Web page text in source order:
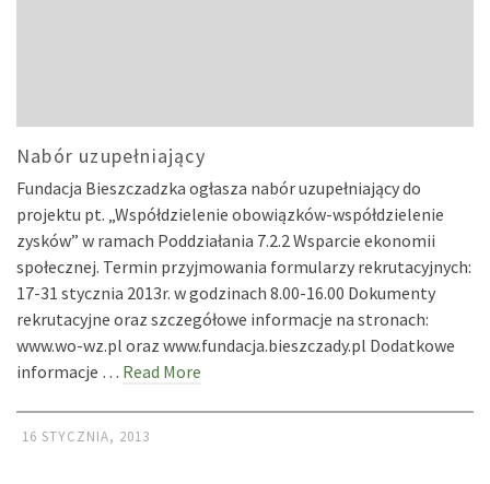
Nabór uzupełniający
Fundacja Bieszczadzka ogłasza nabór uzupełniający do
projektu pt. „Współdzielenie obowiązków-współdzielenie
zysków” w ramach Poddziałania 7.2.2 Wsparcie ekonomii
społecznej. Termin przyjmowania formularzy rekrutacyjnych:
17-31 stycznia 2013r. w godzinach 8.00-16.00 Dokumenty
rekrutacyjne oraz szczegółowe informacje na stronach:
www.wo-wz.pl oraz www.fundacja.bieszczady.pl Dodatkowe
informacje … Read More
16 STYCZNIA, 2013